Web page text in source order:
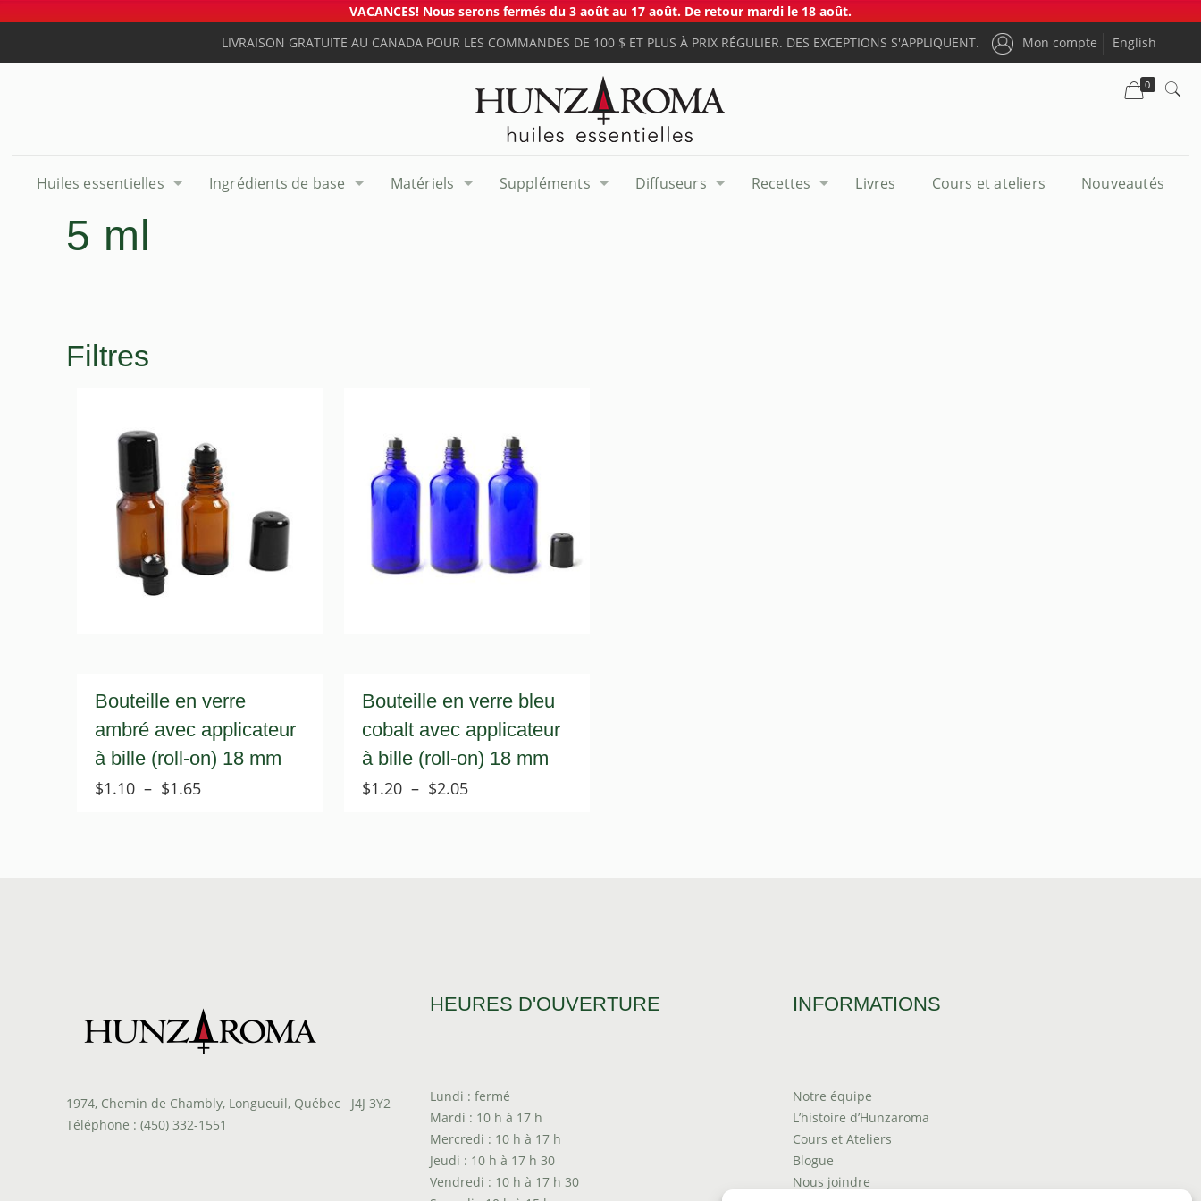
VACANCES! Nous serons fermés du 3 août au 17 août. De retour mardi le 18 août.
LIVRAISON GRATUITE AU CANADA POUR LES COMMANDES DE 100 $ ET PLUS À PRIX RÉGULIER. DES EXCEPTIONS S'APPLIQUENT.
Mon compte English
Huiles essentielles Ingrédients de base Matériels Suppléments Diffuseurs Recettes Livres Cours et ateliers Nouveautés
0
5 ml
Filtres
Bouteille en verre
ambré avec applicateur
à bille (roll-on) 18 mm
$1.10 – $1.65Plage
Bouteille en verre bleu
cobalt avec applicateur
à bille (roll-on) 18 mm
$1.20 – $2.05Plage
1974, Chemin de Chambly, Longueuil, Québec J4J 3Y2
Téléphone : (450) 332-1551
HEURES D'OUVERTURE
Lundi : fermé
Mardi : 10 h à 17 h
Mercredi : 10 h à 17 h
Jeudi : 10 h à 17 h 30
Vendredi : 10 h à 17 h 30
INFORMATIONS
Notre équipe
L’histoire d’Hunzaroma
Cours et Ateliers
Blogue
Nous joindre